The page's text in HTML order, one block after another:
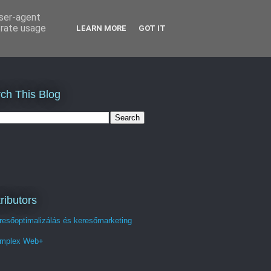
This Blog
és keresőmarketing
Web+
agent
usage
LEARN MORE GOT IT